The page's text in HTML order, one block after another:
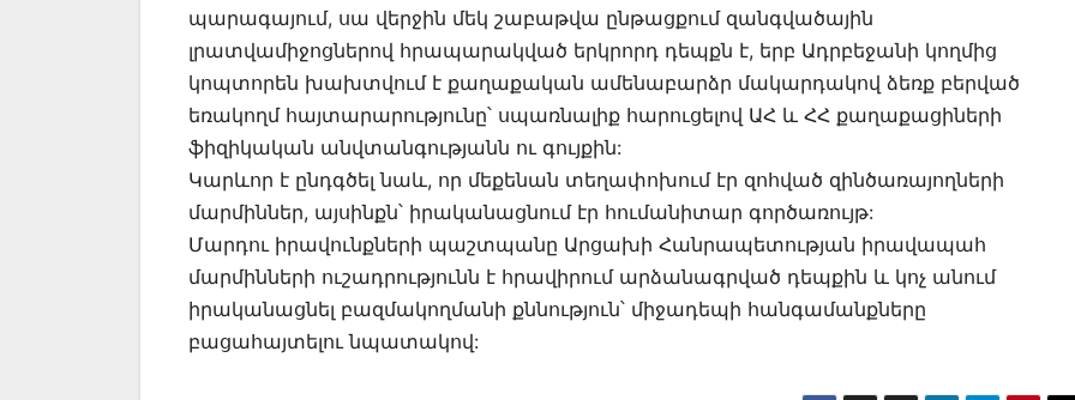
պարագայում, սա վերջին մեկ շաբաթվա ընթացքում զանգվածային
լրատվամիջոցներով հրապարակված երկրորդ դեպքն է, երբ Ադրբեջանի կողմից
կոպտորեն խախտվում է քաղաքական ամենաբարձր մակարդակով ձեռք բերված
եռակողմ հայտարարությունը՝ սպառնալիք հարուցելով ԱՀ և ՀՀ քաղաքացիների
ֆիզիկական անվտանգությանն ու գույքին:
Կարևոր է ընդգծել նաև, որ մեքենան տեղափոխում էր զոհված զինծառայողների
մարմիններ, այսինքն՝ իրականացնում էր հումանիտար գործառույթ:
Մարդու իրավունքների պաշտպանը Արցախի Հանրապետության իրավապահ
մարմինների ուշադրությունն է հրավիրում արձանագրված դեպքին և կոչ անում
իրականացնել բազմակողմանի քննություն՝ միջադեպի հանգամանքները
բացահայտելու նպատակով: